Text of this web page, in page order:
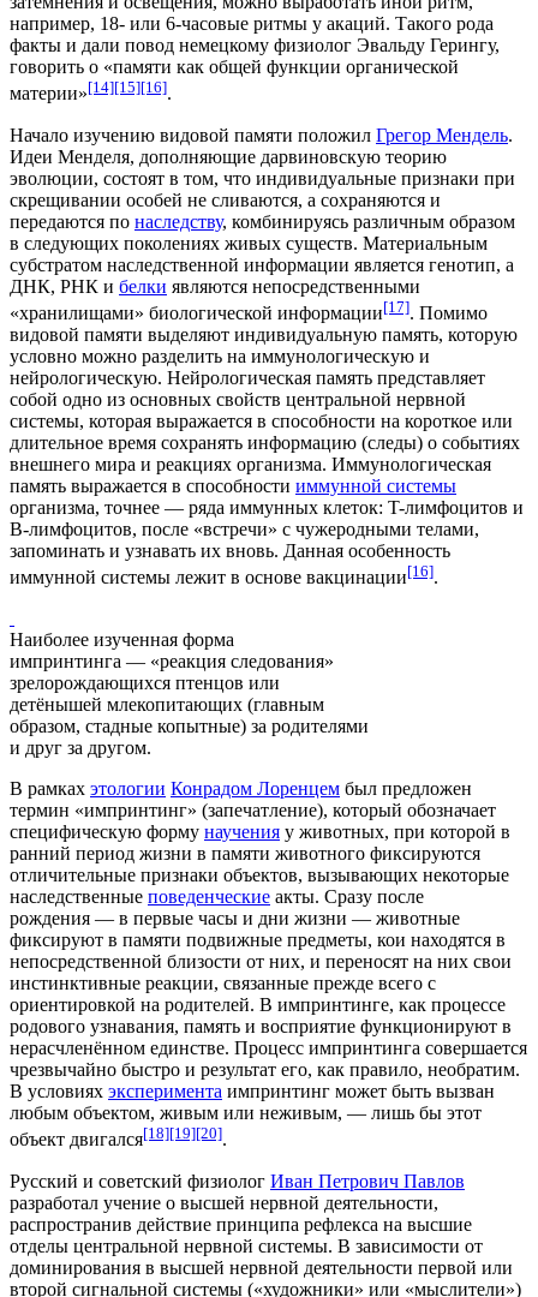
например, 18- или 6-часовые ритмы у акаций. Такого рода
факты и дали повод немецкому физиолог Эвальду Герингу,
говорить о «памяти как общей функции органической
материи»[14][15][16].
Начало изучению видовой памяти положил Грегор Мендель.
Идеи Менделя, дополняющие дарвиновскую теорию
эволюции, состоят в том, что индивидуальные признаки при
скрещивании особей не сливаются, а сохраняются и
передаются по наследству, комбинируясь различным образом
в следующих поколениях живых существ. Материальным
субстратом наследственной информации является генотип, а
ДНК, РНК и белки являются непосредственными
«хранилищами» биологической информации[17]. Помимо
видовой памяти выделяют индивидуальную память, которую
условно можно разделить на иммунологическую и
нейрологическую. Нейрологическая память представляет
собой одно из основных свойств центральной нервной
системы, которая выражается в способности на короткое или
длительное время сохранять информацию (следы) о событиях
внешнего мира и реакциях организма. Иммунологическая
память выражается в способности иммунной системы
организма, точнее — ряда иммунных клеток: T-лимфоцитов и
B-лимфоцитов, после «встречи» с чужеродными телами,
запоминать и узнавать их вновь. Данная особенность
иммунной системы лежит в основе вакцинации[16].
Наиболее изученная форма
импринтинга — «реакция следования»
зрелорождающихся птенцов или
детёнышей млекопитающих (главным
образом, стадные копытные) за родителями
и друг за другом.
В рамках этологии Конрадом Лоренцем был предложен
термин «импринтинг» (запечатление), который обозначает
специфическую форму научения у животных, при которой в
ранний период жизни в памяти животного фиксируются
отличительные признаки объектов, вызывающих некоторые
наследственные поведенческие акты. Сразу после
рождения — в первые часы и дни жизни — животные
фиксируют в памяти подвижные предметы, кои находятся в
непосредственной близости от них, и переносят на них свои
инстинктивные реакции, связанные прежде всего с
ориентировкой на родителей. В импринтинге, как процессе
родового узнавания, память и восприятие функционируют в
нерасчленённом единстве. Процесс импринтинга совершается
чрезвычайно быстро и результат его, как правило, необратим.
В условиях эксперимента импринтинг может быть вызван
любым объектом, живым или неживым, — лишь бы этот
объект двигался[18][19][20].
Русский и советский физиолог Иван Петрович Павлов
разработал учение о высшей нервной деятельности,
распространив действие принципа рефлекса на высшие
отделы центральной нервной системы. В зависимости от
доминирования в высшей нервной деятельности первой или
второй сигнальной системы («художники» или «мыслители»)